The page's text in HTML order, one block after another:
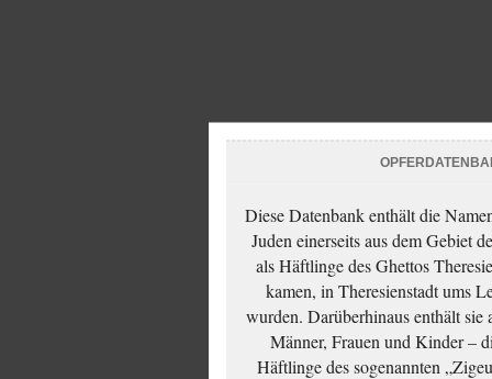
Diese Datenbank enthält die
Juden einerseits aus dem Gebiet
als Häftlinge des Ghettos
kamen, in Theresienstadt ums
wurden. Darüberhinaus enthält
Männer, Frauen und Kinder –
Häftlinge des sogenannten